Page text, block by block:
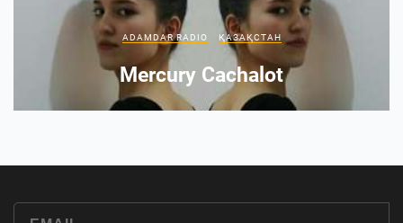
ADAMDAR RADIO ҚАЗАҚСТАН
Mercury Cachalot